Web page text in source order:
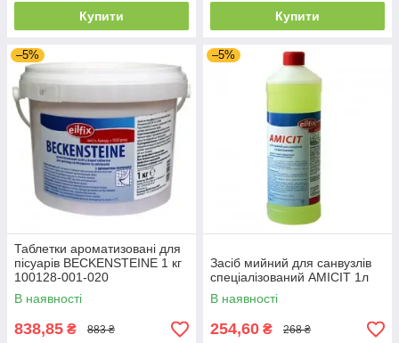
Купити Купити
–5%
Таблетки ароматизовані для
пісуарів BECKENSTEINE 1 кг
100128-001-020
В наявності
838,85 ₴ 883 ₴
–5%
Засіб мийний для санвузлів
спеціалізований AMICIT 1л
В наявності
254,60 ₴ 268 ₴